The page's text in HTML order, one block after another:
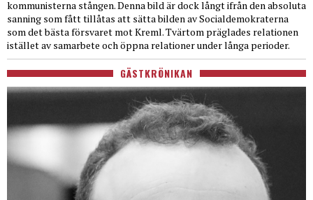
kommunisterna stången. Denna bild är dock långt ifrån den absoluta
sanning som fått tillåtas att sätta bilden av Socialdemokraterna
som det bästa försvaret mot Kreml. Tvärtom präglades relationen
istället av samarbete och öppna relationer under långa perioder.
GÄSTKRÖNIKAN